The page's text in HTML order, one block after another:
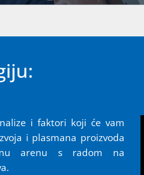
i faktori koji će vam
i plasmana proizvoda
arenu s radom na